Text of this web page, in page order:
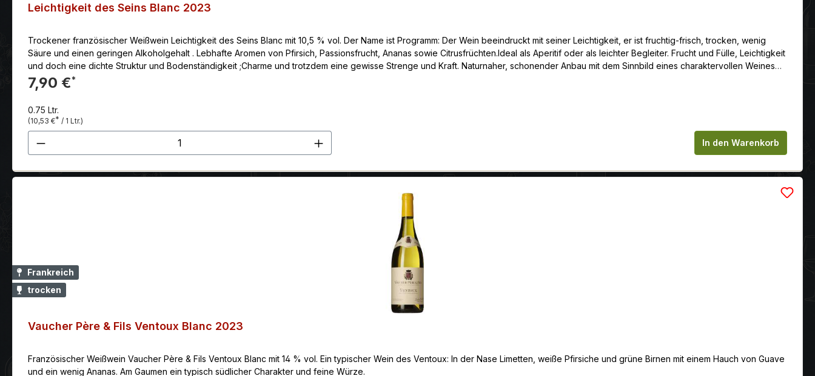
Leichtigkeit des Seins Blanc 2023
Trockener französischer Weißwein Leichtigkeit des Seins Blanc mit 10,5 % vol. Der Name ist Programm: Der Wein beeindruckt mit seiner Leichtigkeit, er ist fruchtig-frisch, trocken, wenig
Säure und einen geringen Alkoholgehalt . Lebhafte Aromen von Pfirsich, Passionsfrucht, Ananas sowie Citrusfrüchten.Ideal als Aperitif oder als leichter Begleiter. Frucht und Fülle, Leichtigkeit
und doch eine dichte Struktur und Bodenständigkeit ;Charme und trotzdem eine gewisse Strenge und Kraft. Naturnaher, schonender Anbau mit dem Sinnbild eines charaktervollen Weines
vor Augen, erzeugen wir mit dem Wissen und dem Respekt zur Natur und Schöpfung, ein Optimum an Qualität.Durch spezielle Keltertechnik, werden Fruchtigkeit und Eleganz gesteuert. Der
biologische Säureabbau fördert die Harmonie und der Ausbau in Eichenfässern (Barrique) verleiht dem Wein Tiefe und Charakter.
7,90 €*
0.75 Ltr.
(10,53 €* / 1 Ltr.)
Produkt Anzahl: Gib den gewünschten Wert ein oder benutze die Schaltflächen um die Anzahl zu erhöhen oder
In den Warenkorb
Frankreich
trocken
Vaucher Père & Fils Ventoux Blanc 2023
Französischer Weißwein Vaucher Père & Fils Ventoux Blanc mit 14 % vol. Ein typischer Wein des Ventoux: In der Nase Limetten, weiße Pfirsiche und grüne Birnen mit einem Hauch von Guave
und ein wenig Ananas. Am Gaumen ein typisch südlicher Charakter und feine Würze.